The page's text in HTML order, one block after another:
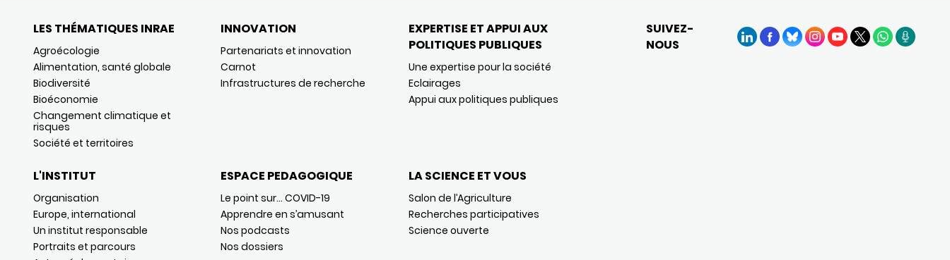
LES THÉMATIQUES INRAE
Agroécologie
Alimentation, santé globale
Biodiversité
Bioéconomie
Changement climatique et
risques
Société et territoires
INNOVATION
Partenariats et innovation
Carnot
Infrastructures de recherche
EXPERTISE ET APPUI AUX
POLITIQUES PUBLIQUES
Une expertise pour la société
Eclairages
Appui aux politiques publiques
L'INSTITUT
Organisation
Europe, international
Un institut responsable
Portraits et parcours
ESPACE PEDAGOGIQUE
Le point sur… COVID-19
Apprendre en s’amusant
Nos podcasts
Nos dossiers
LA SCIENCE ET VOUS
Salon de l’Agriculture
Recherches participatives
Science ouverte
SUIVEZ-
NOUS
LinkedInFacebook
BlueSkyInstagram
YouTube
X WhatsApp
Podcasts